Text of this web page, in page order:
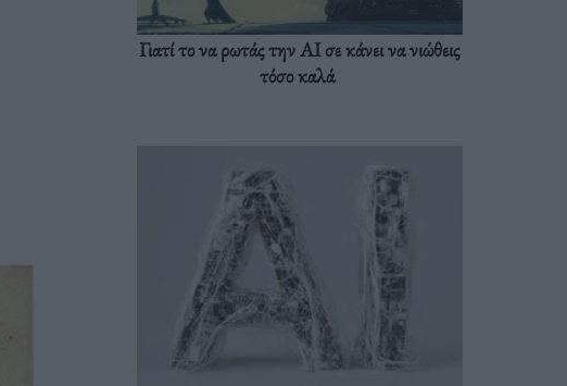
Γιατί το να ρωτάς την AI σε κάνει να νιώθεις
τόσο καλά